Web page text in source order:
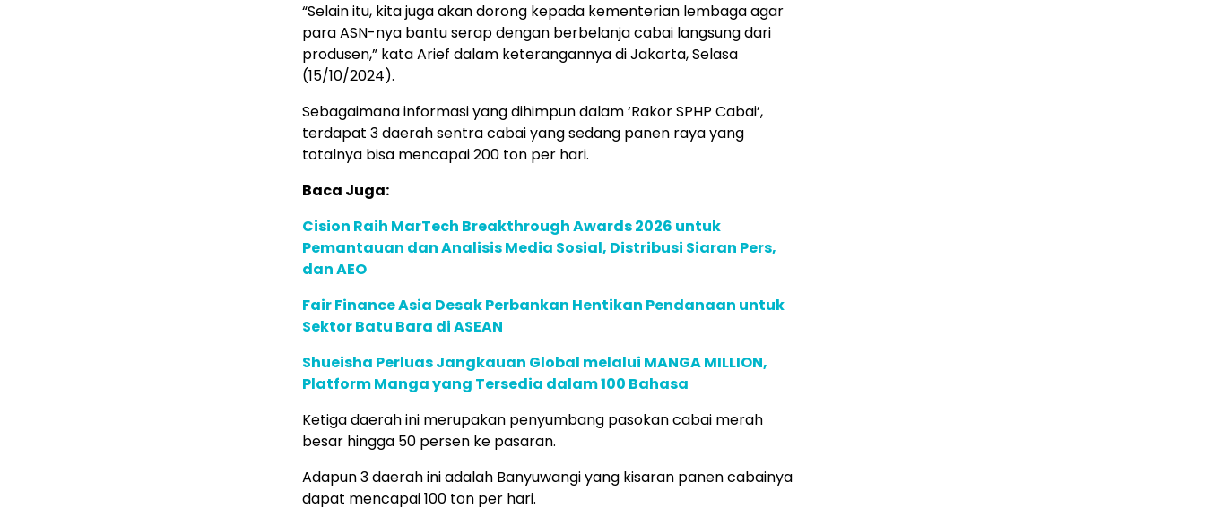
“Selain itu, kita juga akan dorong kepada kementerian lembaga agar
para ASN-nya bantu serap dengan berbelanja cabai langsung dari
produsen,” kata Arief dalam keterangannya di Jakarta, Selasa
(15/10/2024).
Sebagaimana informasi yang dihimpun dalam ‘Rakor SPHP Cabai’,
terdapat 3 daerah sentra cabai yang sedang panen raya yang
totalnya bisa mencapai 200 ton per hari.
Baca Juga:
Cision Raih MarTech Breakthrough Awards 2026 untuk
Pemantauan dan Analisis Media Sosial, Distribusi Siaran Pers,
dan AEO
Fair Finance Asia Desak Perbankan Hentikan Pendanaan untuk
Sektor Batu Bara di ASEAN
Shueisha Perluas Jangkauan Global melalui MANGA MILLION,
Platform Manga yang Tersedia dalam 100 Bahasa
Ketiga daerah ini merupakan penyumbang pasokan cabai merah
besar hingga 50 persen ke pasaran.
Adapun 3 daerah ini adalah Banyuwangi yang kisaran panen cabainya
dapat mencapai 100 ton per hari.